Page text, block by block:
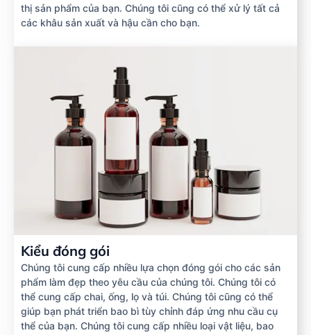
thị sản phẩm của bạn. Chúng tôi cũng có thể xử lý tất cả
các khâu sản xuất và hậu cần cho bạn.
Kiểu đóng gói
Chúng tôi cung cấp nhiều lựa chọn đóng gói cho các sản
phẩm làm đẹp theo yêu cầu của chúng tôi. Chúng tôi có
thể cung cấp chai, ống, lọ và túi. Chúng tôi cũng có thể
giúp bạn phát triển bao bì tùy chỉnh đáp ứng nhu cầu cụ
thể của bạn. Chúng tôi cung cấp nhiều loại vật liệu, bao